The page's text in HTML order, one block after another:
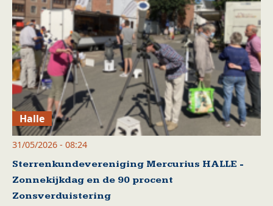
Halle
31/05/2026 - 08:24
Sterrenkundevereniging Mercurius HALLE -
Zonnekijkdag en de 90 procent
Zonsverduistering